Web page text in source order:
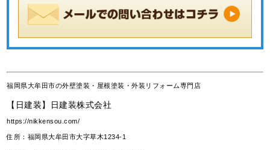
福岡県大牟田市の外壁塗装・屋根塗装・外装リフォーム専門店
【日建装】日建装株式会社
https://nikkensou.com/
住所：福岡県大牟田市大字草木1234-1